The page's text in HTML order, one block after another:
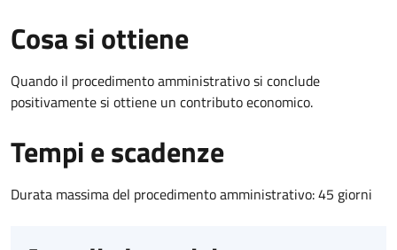
Cosa si ottiene
Quando il procedimento amministrativo si conclude
positivamente si ottiene un contributo economico.
Tempi e scadenze
Durata massima del procedimento amministrativo: 45 giorni